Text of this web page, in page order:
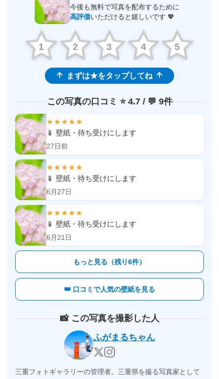
今後も無料で写真を配布するために
高評価いただけると嬉しいです 💖
1 2 3 4 5
まずは★をタップしてね
この写真の口コミ ⭐️ 4.7 / 💬 9件
★★★★★
📱 壁紙・待ち受けにします
27日前
★★★★★
📱 壁紙・待ち受けにします
6月27日
★★★★★
📱 壁紙・待ち受けにします
6月21日
もっと見る（残り6件）
👑 口コミで人気の壁紙を見る
📸 この写真を撮影した人
ふがまるちゃん
三重フォトギャラリーの管理者。三重県を撮る写真家として